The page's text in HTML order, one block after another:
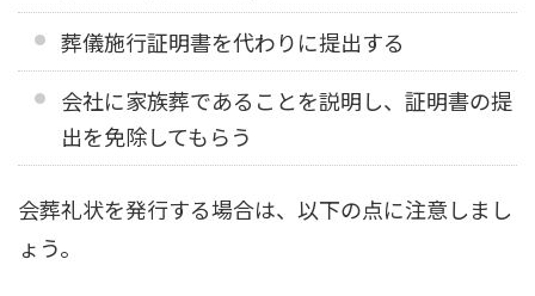
葬儀施行証明書を代わりに提出する
会社に家族葬であることを説明し、証明書の提
出を免除してもらう
会葬礼状を発行する場合は、以下の点に注意しまし
ょう。